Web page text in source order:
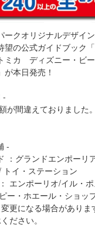
ークオリジナルデザイ
望の公式ガイドブック
ミカ ディズニー・ビ
本日発売！
-
が間違えておりました
-
：グランドエンポーリ
イ・ステーション
エンポーリオ/イル・
ー・ホエール・ショッ
更になる場合がありま
ださい。